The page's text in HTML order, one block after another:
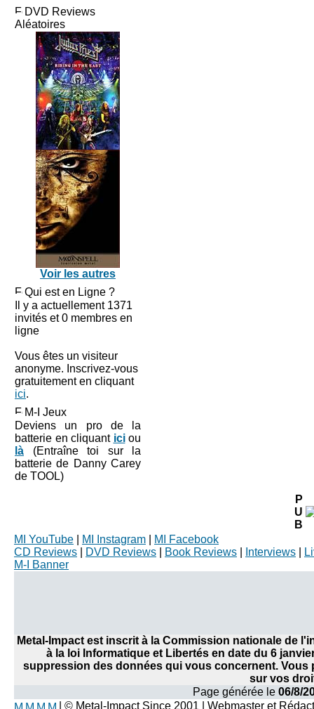
DVD Reviews
Aléatoires
Voir les autres
Qui est en Ligne ?
Il y a actuellement 1371
invités et 0 membres en
ligne
Vous êtes un visiteur
anonyme. Inscrivez-vous
gratuitement en cliquant
ici.
M-I Jeux
Deviens un pro de la
batterie en cliquant iciou
là (Entraîne toi sur la
batterie de Danny Carey
de TOOL)
P
U
B
MI YouTube
MI Instagram
MI Facebook
CD Reviews
DVD Reviews Book Reviews Interviews
M-I Banner
Metal-Impact est inscrit à la Commission nationale de
à la loi Informatique et Libertés en date du 6
suppression des données qui vous concernent.
sur vos
Page générée le 06/8/
| © Metal-Impact Since 2001 | Webmaster et